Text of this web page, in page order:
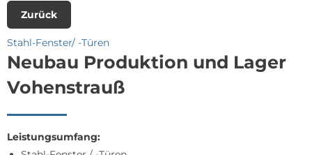
Zurück
Stahl-Fenster/ -Türen
Neubau Produktion und Lager
Vohenstrauß
Leistungsumfang: